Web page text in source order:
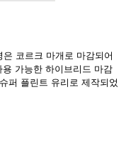
코르크 마개로 마감되어
가능한 하이브리드 마감
퍼 플린트 유리로 제작되었